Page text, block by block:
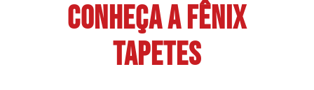
CONHEÇA A FÊNIX
TAPETES